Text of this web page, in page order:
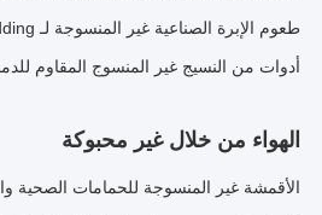
طعوم الإبرة الصناعية غير المنسوجة لـ Sear Padding ، فلتر فيلت
أدوات من النسيج غير المنسوج المقاوم
الهواء من خلال غير محبوكة
الأقمشة غير المنسوجة للحمامات الصحية